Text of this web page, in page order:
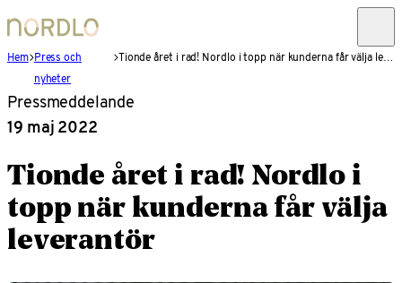
Hem Press och
nyheter
Tionde året i rad! Nordlo i topp när kunderna får välja leverantör
Pressmeddelande
19 maj 2022
Tionde året i rad! Nordlo i
topp när kunderna får välja
leverantör